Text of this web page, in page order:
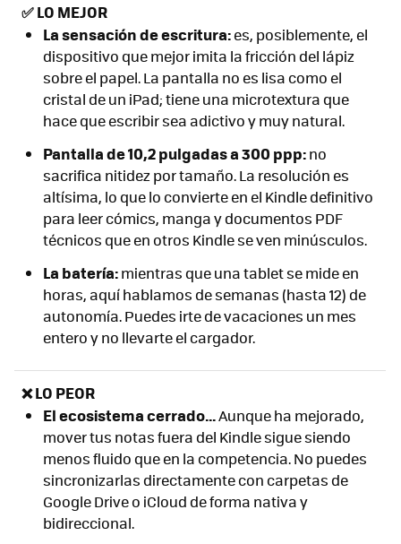
✅LO MEJOR
La sensación de escritura:es, posiblemente, el
dispositivo que mejor imita la fricción del lápiz
sobre el papel. La pantalla no es lisa como el
cristal de un iPad; tiene una microtextura que
hace que escribir sea adictivo y muy natural.
Pantalla de 10,2 pulgadas a 300 ppp:no
sacrifica nitidez por tamaño. La resolución es
altísima, lo que lo convierte en el Kindle definitivo
para leer cómics, manga y documentos PDF
técnicos que en otros Kindle se ven minúsculos.
La batería:mientras que una tablet se mide en
horas, aquí hablamos de semanas (hasta 12) de
autonomía. Puedes irte de vacaciones un mes
entero y no llevarte el cargador.
❌ LO PEOR
El ecosistema cerrado...Aunque ha mejorado,
mover tus notas fuera del Kindle sigue siendo
menos fluido que en la competencia. No puedes
sincronizarlas directamente con carpetas de
Google Drive o iCloud de forma nativa y
bidireccional.